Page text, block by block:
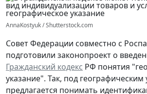
AnnaKostyuk / Shutterstock.com
Совет Федерации совместно с
подготовили законопроект о
Гражданский кодекс РФ понятия
указание". Так, под географическим
предлагается понимать